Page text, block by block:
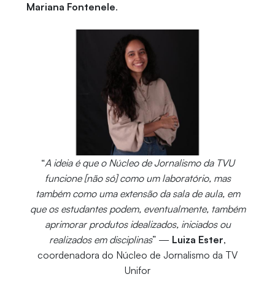
Mariana Fontenele.
“A ideia é que o Núcleo de Jornalismo da TVU
funcione [não só] como um laboratório, mas
também como uma extensão da sala de aula, em
que os estudantes podem, eventualmente, também
aprimorar produtos idealizados, iniciados ou
realizados em disciplinas” — Luiza Ester,
coordenadora do Núcleo de Jornalismo da TV
Unifor